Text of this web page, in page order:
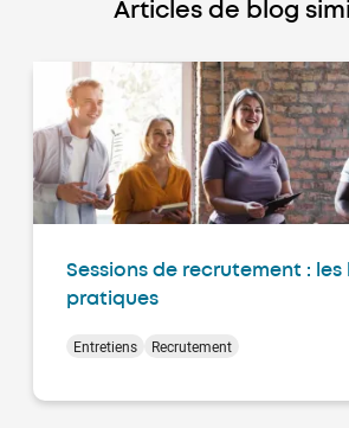
Articles de blog
Sessions de recrutement : les
pratiques
Entretiens Recrutement